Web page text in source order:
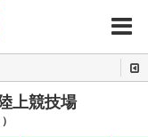
MENU
上競技場